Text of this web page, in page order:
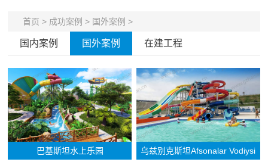
首页 > 成功案例 > 国外案例 >
国内案例 国外案例 在建工程
巴基斯坦水上乐园
乌兹别克斯坦Afsonalar Vodiysi